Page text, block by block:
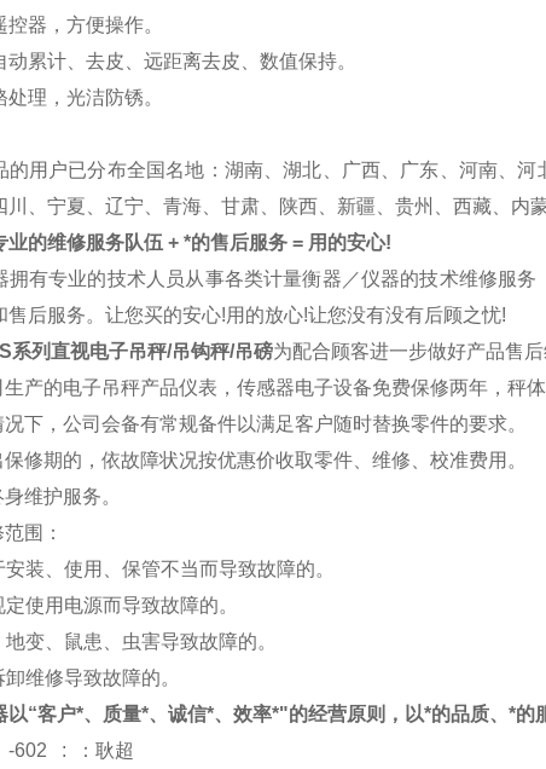
控器，方便操作。
动累计、去皮、远距离去皮、数值保持。
处理，光洁防锈。
的用户已分布全国名地 ：湖南、湖北、广西、广东、河南、
川、宁夏、辽宁、青海、甘肃、陕西、新疆、贵州、西藏、内
业的维修服务队伍 + *的售后服务 = 用的安心!
拥有专业的技术人员从事各类计量衡器／仪器的技术维修服
售后服务。让您买的安心!用的放心!让您没有没有后顾之忧!
系列直视电子吊秤/吊钩秤/吊磅为配合顾客进一步做好产品售
生产的电子吊秤产品仪表，传感器电子设备免费保修两年，秤体
况下，公司会备有常规备件以满足客户随时替换零件的要求。
修期的，依故障状况按优惠价收取零件、维修、校准费用。
维护服务。
围：
安装、使用、保管不当而导致故障的。
使用电源而导致故障的。
变、鼠患、虫害导致故障的。
维修导致故障的。
以“客户*、质量*、诚信*、效率*"的经营原则，以*的品质、*
-602 : ：耿超